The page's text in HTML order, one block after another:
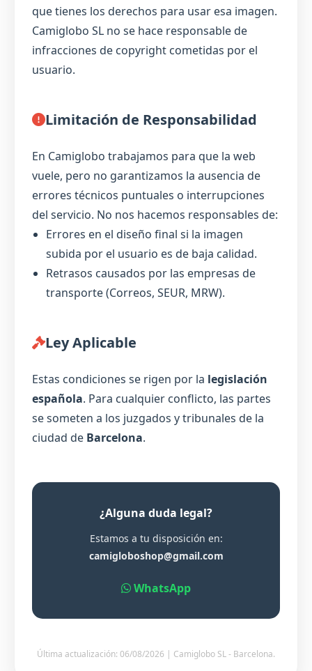
que tienes los derechos para usar esa imagen.
Camiglobo SL no se hace responsable de
infracciones de copyright cometidas por el
usuario.
Limitación de Responsabilidad
En Camiglobo trabajamos para que la web
vuele, pero no garantizamos la ausencia de
errores técnicos puntuales o interrupciones
del servicio. No nos hacemos responsables de:
Errores en el diseño final si la imagen
subida por el usuario es de baja calidad.
Retrasos causados por las empresas de
transporte (Correos, SEUR, MRW).
Ley Aplicable
Estas condiciones se rigen por la legislación
española. Para cualquier conflicto, las partes
se someten a los juzgados y tribunales de la
ciudad de Barcelona.
¿Alguna duda legal?
Estamos a tu disposición en:
camigloboshop@gmail.com
WhatsApp
Última actualización: 06/08/2026 | Camiglobo SL - Barcelona.